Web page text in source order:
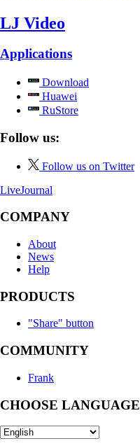
LJ Video
Applications
Download
Huawei
RuStore
Follow us:
Follow us on Twitter
LiveJournal
COMPANY
About
News
Help
PRODUCTS
"Share" button
COMMUNITY
Frank
CHOOSE LANGUAGE